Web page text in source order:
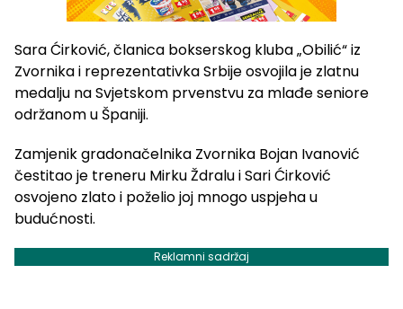
Sara Ćirković, članica bokserskog kluba „Obilić“ iz
Zvornika i reprezentativka Srbije osvojila je zlatnu
medalju na Svjetskom prvenstvu za mlađe seniore
održanom u Španiji.
Zamjenik gradonačelnika Zvornika Bojan Ivanović
čestitao je treneru Mirku Ždralu i Sari Ćirković
osvojeno zlato i poželio joj mnogo uspjeha u
budućnosti.
Reklamni sadržaj